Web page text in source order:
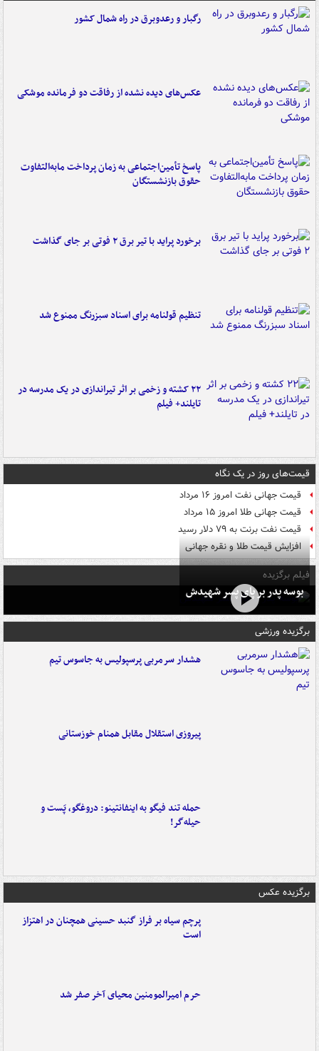
رگبار و رعدوبرق در راه شمال کشور
عکس‌های دیده نشده از رفاقت دو فرمانده‌ موشکی
پاسخ تأمین‌اجتماعی به زمان پرداخت مابه‌التفاوت
حقوق بازنشستگان
برخورد پراید با تیر برق ۲ فوتی بر جای گذاشت
تنظیم قولنامه برای اسناد سبزرنگ ممنوع شد
۲۲ کشته و زخمی بر اثر تیراندازی در یک مدرسه در
تایلند+ فیلم
قیمت‌های روز در یک نگاه
قیمت جهانی نفت امروز ۱۶ مرداد
قیمت جهانی طلا امروز ۱۵ مرداد
قیمت نفت برنت به ۷۹ دلار رسید
افزایش قیمت طلا و نقره جهانی
فیلم برگزیده
بوسه‌ پدر بر پای پسر شهیدش
برگزیده ورزشی
هشدار سرمربی پرسپولیس به جاسوس تیم
پیروزی استقلال مقابل همنام خوزستانی
حمله تند فیگو به اینفانتینو: دروغگو، پَست‌ و
حیله‌گر!
برگزیده عکس
پرچم سیاه بر فراز گنبد حسینی همچنان در اهتزاز
است
حرم امیرالمومنین محیای آخر صفر شد